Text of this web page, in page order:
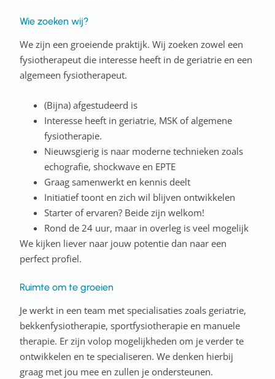
Wie zoeken wij?
We zijn een groeiende praktijk. Wij zoeken zowel een
fysiotherapeut die interesse heeft in de geriatrie en een
algemeen fysiotherapeut.
(Bijna) afgestudeerd is
Interesse heeft in geriatrie, MSK of algemene
fysiotherapie.
Nieuwsgierig is naar moderne technieken zoals
echografie, shockwave en EPTE
Graag samenwerkt en kennis deelt
Initiatief toont en zich wil blijven ontwikkelen
Starter of ervaren? Beide zijn welkom!
Rond de 24 uur, maar in overleg is veel mogelijk
We kijken liever naar jouw potentie dan naar een
perfect profiel.
Ruimte om te groeien
Je werkt in een team met specialisaties zoals geriatrie,
bekkenfysiotherapie, sportfysiotherapie en manuele
therapie. Er zijn volop mogelijkheden om je verder te
ontwikkelen en te specialiseren. We denken hierbij
graag met jou mee en zullen je ondersteunen.